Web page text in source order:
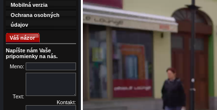
Mobilná verzia
Ochrana osobných
údajov
Váš názor
Napíšte nám Vaše
pripomienky na nás.
Meno:
Text:
Kontakt: